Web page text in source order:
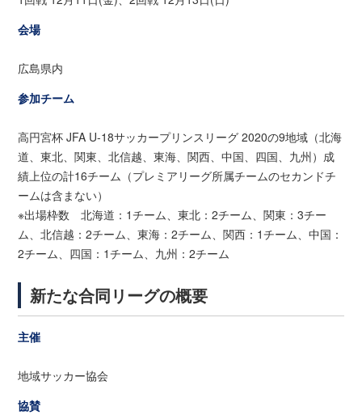
会場
広島県内
参加チーム
高円宮杯 JFA U-18サッカープリンスリーグ 2020の9地域（北海
道、東北、関東、北信越、東海、関西、中国、四国、九州）成
績上位の計16チーム（プレミアリーグ所属チームのセカンドチ
ームは含まない）
※出場枠数 北海道：1チーム、東北：2チーム、関東：3チー
ム、北信越：2チーム、東海：2チーム、関西：1チーム、中国：
2チーム、四国：1チーム、九州：2チーム
新たな合同リーグの概要
主催
地域サッカー協会
協賛